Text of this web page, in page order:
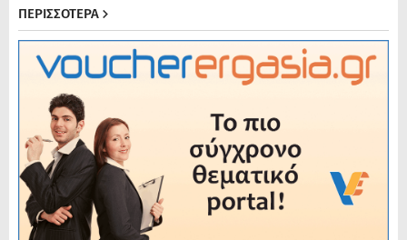
ΠΕΡΙΣΣΟΤΕΡΑ